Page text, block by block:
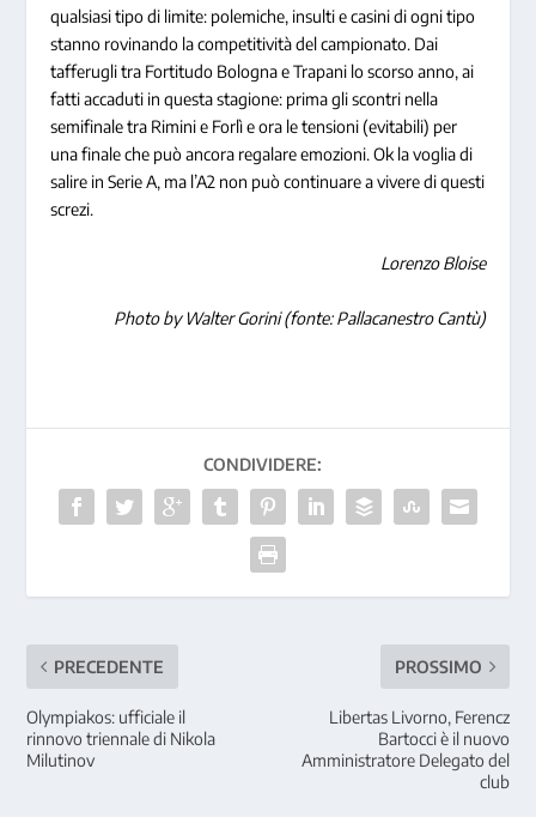
qualsiasi tipo di limite: polemiche, insulti e casini di ogni tipo
stanno rovinando la competitività del campionato. Dai
tafferugli tra Fortitudo Bologna e Trapani lo scorso anno, ai
fatti accaduti in questa stagione: prima gli scontri nella
semifinale tra Rimini e Forlì e ora le tensioni (evitabili) per
una finale che può ancora regalare emozioni. Ok la voglia di
salire in Serie A, ma l’A2 non può continuare a vivere di questi
screzi.
Lorenzo Bloise
Photo by Walter Gorini (fonte: Pallacanestro Cantù)
CONDIVIDERE:
PRECEDENTE
Olympiakos: ufficiale il
rinnovo triennale di Nikola
Milutinov
PROSSIMO
Libertas Livorno, Ferencz
Bartocci è il nuovo
Amministratore Delegato del
club